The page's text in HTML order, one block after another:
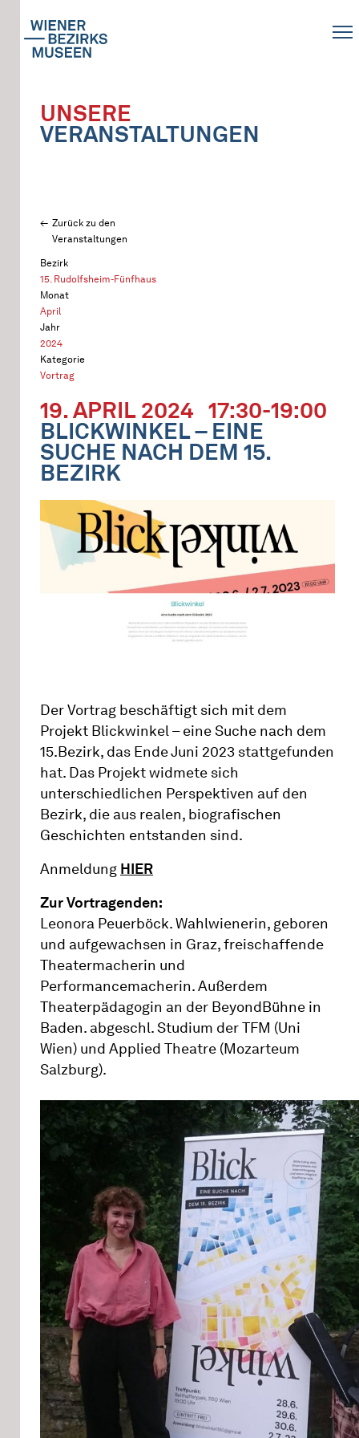
UNSERE
VERANSTALTUNGEN
Zurück zu den
Veranstaltungen
Bezirk
15. Rudolfsheim-Fünfhaus
Monat
April
Jahr
2024
Kategorie
Vortrag
19. APRIL 2024 17:30-19:00
BLICKWINKEL – EINE
SUCHE NACH DEM 15.
BEZIRK
Der Vortrag beschäftigt sich mit dem
Projekt Blickwinkel – eine Suche nach dem
15.Bezirk, das Ende Juni 2023 stattgefunden
hat. Das Projekt widmete sich
unterschiedlichen Perspektiven auf den
Bezirk, die aus realen, biografischen
Geschichten entstanden sind.
Anmeldung HIER
Zur Vortragenden:
Leonora Peuerböck. Wahlwienerin, geboren
und aufgewachsen in Graz, freischaffende
Theatermacherin und
Performancemacherin. Außerdem
Theaterpädagogin an der BeyondBühne in
Baden. abgeschl. Studium der TFM (Uni
Wien) und Applied Theatre (Mozarteum
Salzburg).